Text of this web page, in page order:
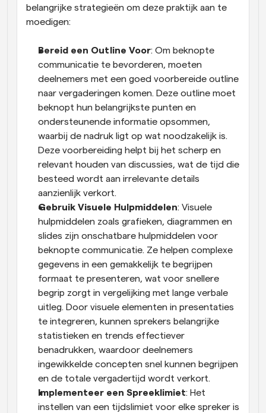
belangrijke strategieën om deze praktijk aan te
moedigen:
Bereid een Outline Voor: Om beknopte
communicatie te bevorderen, moeten
deelnemers met een goed voorbereide outline
naar vergaderingen komen. Deze outline moet
beknopt hun belangrijkste punten en
ondersteunende informatie opsommen,
waarbij de nadruk ligt op wat noodzakelijk is.
Deze voorbereiding helpt bij het scherp en
relevant houden van discussies, wat de tijd die
besteed wordt aan irrelevante details
aanzienlijk verkort.
Gebruik Visuele Hulpmiddelen: Visuele
hulpmiddelen zoals grafieken, diagrammen en
slides zijn onschatbare hulpmiddelen voor
beknopte communicatie. Ze helpen complexe
gegevens in een gemakkelijk te begrijpen
formaat te presenteren, wat voor snellere
begrip zorgt in vergelijking met lange verbale
uitleg. Door visuele elementen in presentaties
te integreren, kunnen sprekers belangrijke
statistieken en trends effectiever
benadrukken, waardoor deelnemers
ingewikkelde concepten snel kunnen begrijpen
en de totale vergadertijd wordt verkort.
Implementeer een Spreeklimiet: Het
instellen van een tijdslimiet voor elke spreker is